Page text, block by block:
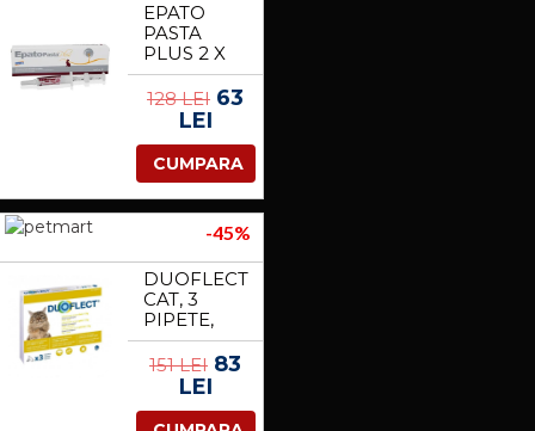
EPATO
PASTA
PLUS 2 X
15 ML
128 LEI 63
LEI
CUMPARA
-45%
DUOFLECT
CAT, 3
PIPETE,
0.5-5 KG
151 LEI 83
LEI